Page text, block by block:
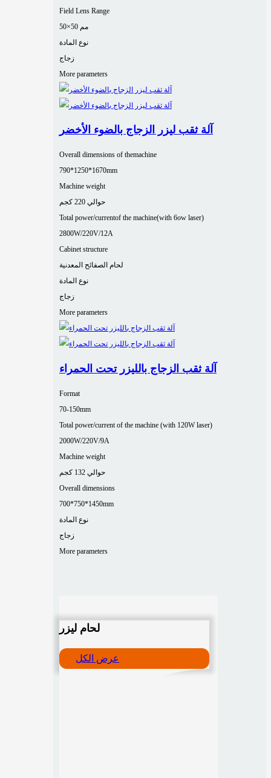
Field Lens Range
50×50 مم
نوع المادة
زجاج
More parameters
آلة ثقب ليزر الزجاج بالضوء الأخضر
Overall dimensions of themachine
790*1250*1670mm
Machine weight
حوالي 220 كجم
Total power/currentof the machine(with 6ow laser)
2800W/220V/12A
Cabinet structure
لحام الصفائح المعدنية
نوع المادة
زجاج
More parameters
آلة ثقب الزجاج بالليزر تحت الحمراء
Format
70-150mm
Total power/current of the machine (with 120W laser)
2000W/220V/9A
Machine weight
حوالي 132 كجم
Overall dimensions
700*750*1450mm
نوع المادة
زجاج
More parameters
لحام ليزر
عرض الكل